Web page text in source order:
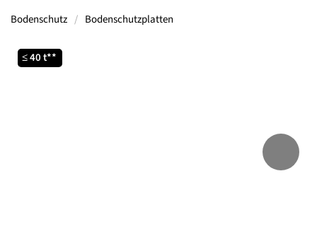
Bodenschutz Bodenschutzplatten
≤ 40 t**